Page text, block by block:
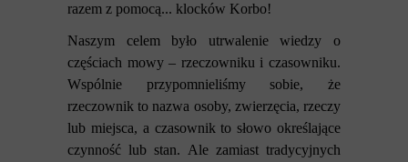
razem z pomocą... klocków Korbo!
Naszym celem było utrwalenie wiedzy o
częściach mowy – rzeczowniku i czasowniku.
Wspólnie przypomnieliśmy sobie, że
rzeczownik to nazwa osoby, zwierzęcia, rzeczy
lub miejsca, a czasownik to słowo określające
czynność lub stan. Ale zamiast tradycyjnych